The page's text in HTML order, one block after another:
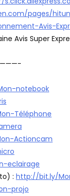
pages/
Avis-
Avis Super
notebook
Téléphone
Actioncam
eclairage
: http://bit.ly/
projo